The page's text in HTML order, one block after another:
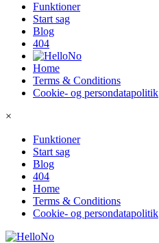
Funktioner
Start sag
Blog
404
Home
Terms & Conditions
Cookie- og persondatapolitik
×
Funktioner
Start sag
Blog
404
Home
Terms & Conditions
Cookie- og persondatapolitik